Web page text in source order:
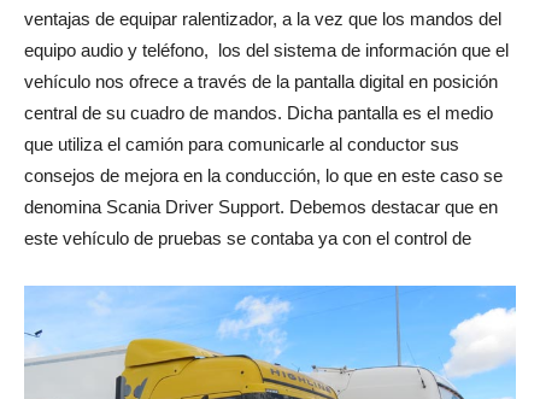
ventajas de equipar ralentizador, a la vez que los mandos del
equipo audio y teléfono, los del sistema de información que el
vehículo nos ofrece a través de la pantalla digital en posición
central de su cuadro de mandos. Dicha pantalla es el medio
que utiliza el camión para comunicarle al conductor sus
consejos de mejora en la conducción, lo que en este caso se
denomina Scania Driver Support. Debemos destacar que en
este vehículo de pruebas se contaba ya con el control de